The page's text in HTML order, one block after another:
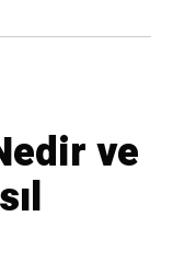
ve